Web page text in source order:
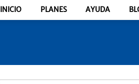
INICIO PLANES AYUDA